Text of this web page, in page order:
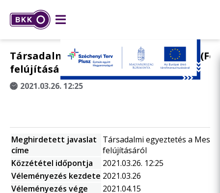
Társadalmi egyeztetés a Mester utca
felújításáról
2021.03.26. 12:25
Meghirdetett javaslat
címe
Társadalmi egyeztetés a
felújításáról
Közzététel időpontja
2021.03.26. 12:25
Véleményezés kezdete 2021.03.26
Véleményezés vége
2021.04.15